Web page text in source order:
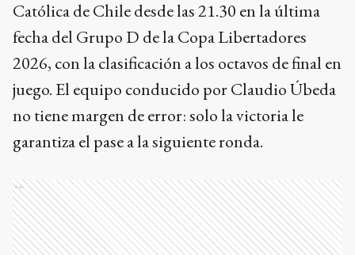
Católica de Chile desde las 21.30 en la última
fecha del Grupo D de la Copa Libertadores
2026, con la clasificación a los octavos de final en
juego. El equipo conducido por Claudio Úbeda
no tiene margen de error: solo la victoria le
garantiza el pase a la siguiente ronda.
Ads